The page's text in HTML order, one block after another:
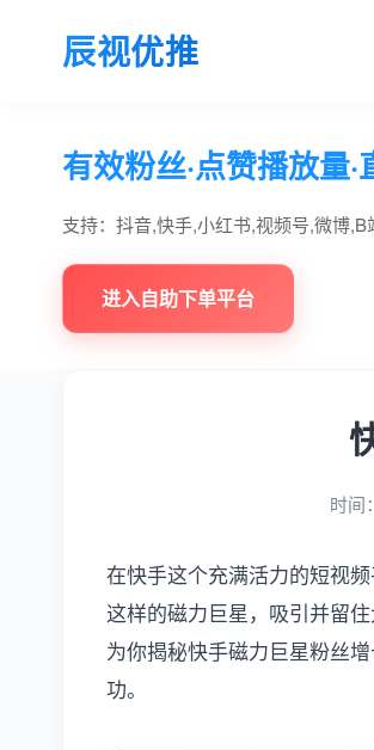
辰视优推
有效粉丝·点赞播放量
支持：抖音,快手,小红书,视频号,微博,B
进入自助下单平台
时间
在快手这个充满活力的短视
这样的磁力巨星，吸引并留
为你揭秘快手磁力巨星粉丝
功。